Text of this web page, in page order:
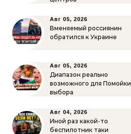
Авг 05, 2026
Вменяемый россиянин
обратился к Украине
Авг 05, 2026
Диапазон реально
возможного для Помойки
выбора
Авг 04, 2026
Иной раз какой-то
беспилотник таки